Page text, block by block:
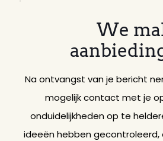
We
Na ontvangst van je bericht
mogelijk contact met je
onduidelijkheden op te
ideeën hebben gecontroleerd,